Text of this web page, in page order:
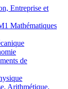
Entreprise et
Mathématiques
de
Arithmétique,